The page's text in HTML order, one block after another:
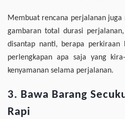
Membuat rencana perjalanan
gambaran total durasi
disantap nanti, berapa perkiraan
perlengkapan apa saja yang
kenyamanan selama perjalanan.
3. Bawa Barang
Rapi